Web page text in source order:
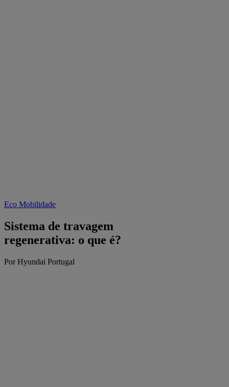
Eco Mobilidade
Sistema de travagem
regenerativa: o que é?
Por Hyundai Portugal